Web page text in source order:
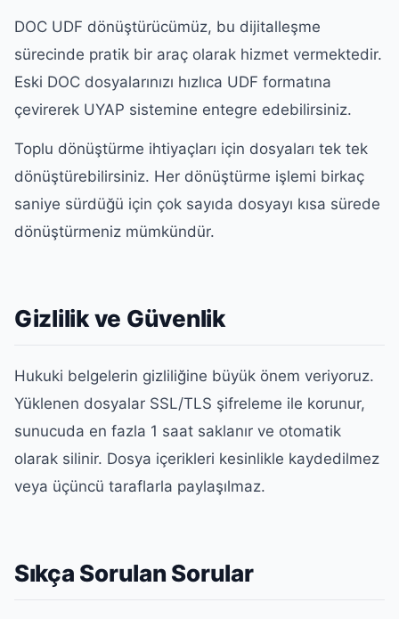
DOC UDF dönüştürücümüz, bu dijitalleşme
sürecinde pratik bir araç olarak hizmet vermektedir.
Eski DOC dosyalarınızı hızlıca UDF formatına
çevirerek UYAP sistemine entegre edebilirsiniz.
Toplu dönüştürme ihtiyaçları için dosyaları tek tek
dönüştürebilirsiniz. Her dönüştürme işlemi birkaç
saniye sürdüğü için çok sayıda dosyayı kısa sürede
dönüştürmeniz mümkündür.
Gizlilik ve Güvenlik
Hukuki belgelerin gizliliğine büyük önem veriyoruz.
Yüklenen dosyalar SSL/TLS şifreleme ile korunur,
sunucuda en fazla 1 saat saklanır ve otomatik
olarak silinir. Dosya içerikleri kesinlikle kaydedilmez
veya üçüncü taraflarla paylaşılmaz.
Sıkça Sorulan Sorular